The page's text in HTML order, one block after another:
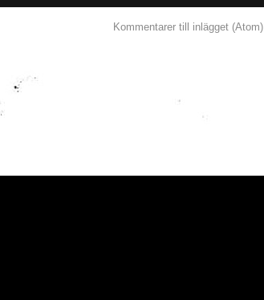
Kommentarer till inlägget (Atom)